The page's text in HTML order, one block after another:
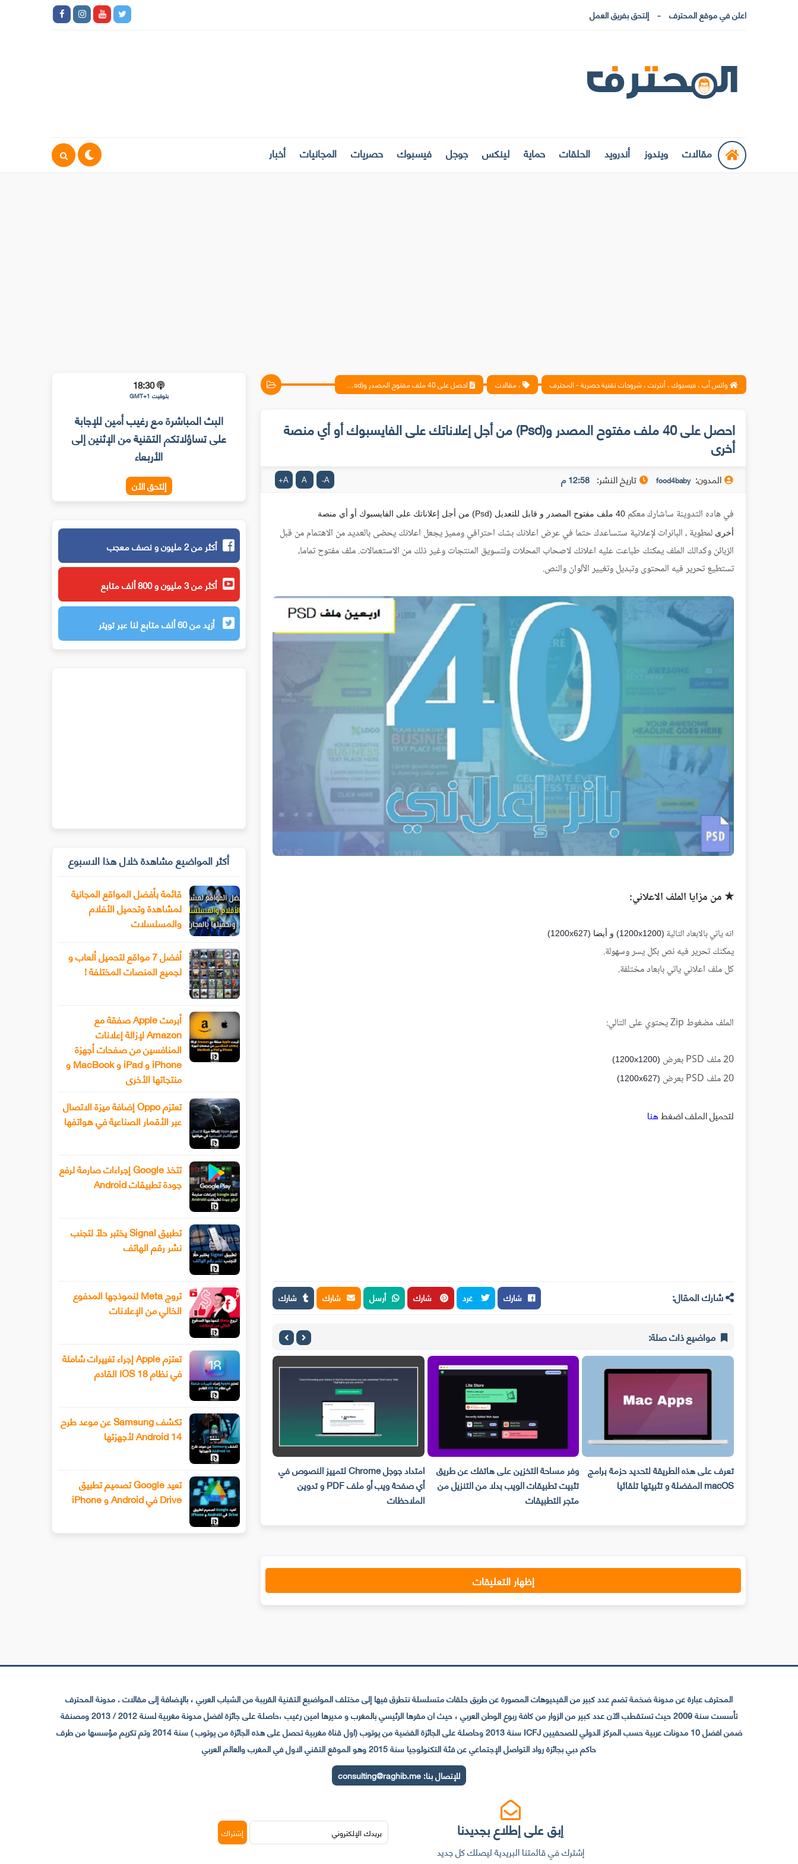
اعلن في موقع المحترف إلتحق بفريق العمل
مقالات ويندوز أندرويد الحلقات حماية لينكس جوجل فيسبوك حصريات المجانيات أخبار
واتس آب ، فيسبوك ، أنترنت ، شروحات تقنية حصرية - المحترف ، مقالات احصل على 40 ملف مفتوح المصدر و(Psd) من أجل إعلاناتك على الفايسبوك أو أي منصة أخرى
احصل على 40 ملف مفتوح المصدر و(Psd) من أجل إعلاناتك على الفايسبوك أو أي منصة
أخرى
المدون: food4baby تاريخ النشر: 12:58 م A
-
A
A
+
في هاده التدوينة ساشارك معكم
40 ملف مفتوح المصدر و قابل للتعديل (Psd) من أجل إعلاناتك على الفايسبوك أو أي منصة
أخرى لمطوية ، البانرات لإعلانية ستساعدك حتما في عرض اعلانك بشك احترافي ومميز يجعل اعلانك يحضى بالعديد من الاهتمام من قبل
الزبائن وكدالك الملف يمكنك طباعت عليه اعلانك لاصحاب المحلات ولتسويق المنتجات وغير ذلك من الاستعمالات. ملف مفتوح تماما،
تستطيع تحرير فيه المحتوى وتبديل وتغيير الألوان والنص.
★ من مزايا الملف الاعلاني:
انه ياتي بالابعاد التالية (1200x1200) و أيضا (1200x627)
يمكنك تحرير فيه نص بكل يسر وسهولة.
كل ملف اعلاني ياتي بابعاد مختلفة.
الملف مضغوط Zip يحتوي على التالي:
20 ملف PSD بعرض (1200x1200)
20 ملف PSD بعرض (1200x627)
لتحميل الملف اضغطهنا
شارك المقال: شارك غرد شارك أرسل شارك شارك
مواضيع ذات صلة:
تعرف على هذه الطريقة لتحديد حزمة برامج
macOS المفضلة و تثبيتها تلقائيا
وفر مساحة التخزين على هاتفك عن طريق
تثبيت تطبيقات الويب بدلا من التنزيل من
متجر التطبيقات
امتداد جوجل Chrome لتمييز النصوص في
أي صفحة ويب أو ملف PDF و تدوين
الملاحظات
ناجح في LinkedIn و إنشاء إعلانك المثالي
التجارية
إظهار التعليقات
18:30
بتوقيت GMT+1
البث المباشرة مع رغيب أمين للإجابة
على تساؤلاتكم التقنية من الإثنين إلى
الأربعاء
إلتحق الأن
أكثر من 2 مليون و نصف معجب
أكثر من 3 مليون و 800 ألف متابع
أزيد من 60 ألف متابع لنا عبر تويتر
أكثر المواضيع مشاهدة خلال هذا الاسبوع
قائمة بأفضل المواقع المجانية
لمشاهدة وتحميل الأفلام
والمسلسلات
أفضل 7 مواقع لتحميل ألعاب و
لجميع المنصات المختلفة !
أبرمت Apple صفقة مع
Amazon لإزالة إعلانات
المنافسين من صفحات أجهزة
iPhone و iPad و MacBook و
منتجاتها الأخرى
تعتزم Oppo إضافة ميزة الاتصال
عبر الأقمار الصناعية في هواتفها
تتخذ Google إجراءات صارمة لرفع
جودة تطبيقات Android
تطبيق Signal يختبر حلًا لتجنب
نشر رقم الهاتف
تروج Meta لنموذجها المدفوع
الخالي من الإعلانات
تعتزم Apple إجراء تغييرات شاملة
في نظام IOS 18 القادم
تكشف Samsung عن موعد طرح
Android 14 لأجهزتها
تعيد Google تصميم تطبيق
Drive في Android و iPhone
المحترف عبارة عن مدونة ضخمة تضم عدد كبير من الفيديوهات المصورة عن طريق حلقات متسلسلة نتطرق فيها إلى مختلف المواضيع التقنية القريبة من الشباب العربي ، بالإضافة إلى مقالات . مدونة المحترف
تأسست سنة 2009 حيث تستقطب الآن عدد كبير من الزوار من كافة ربوع الوطن العربي ، حيث ان مقرها الرئيسي بالمغرب و مديرها امين رغيب ،حاصلة على جائزة افضل مدونة مغربية لسنة 2012 / 2013 ومصنفة
ضمن افضل 10 مدونات عربية حسب المركز الدولي للصحفيين ICFJ سنة 2013 وحاصلة على الجائزة الفضية من يوتوب (اول قناة مغربية تحصل على هذه الجائزة من يوتوب ) سنة 2014 وتم تكريم مؤسسها من طرف
حاكم دبي بجائزة رواد التواصل الإجتماعي عن فئة التكنولوجيا سنة 2015 وهو الموقع التقني الاول في المغرب والعالم العربي
للإتصال بنا:consulting@raghib.me
إبق على إطلاع بجديدنا
إشترك في قائمتنا البريدية ليصلك كل جديد